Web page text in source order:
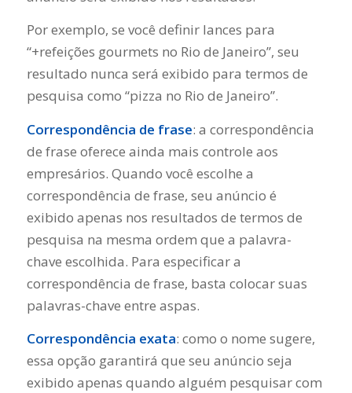
Por exemplo, se você definir lances para
“+refeições gourmets no Rio de Janeiro”, seu
resultado nunca será exibido para termos de
pesquisa como “pizza no Rio de Janeiro”.
Correspondência de frase: a correspondência
de frase oferece ainda mais controle aos
empresários. Quando você escolhe a
correspondência de frase, seu anúncio é
exibido apenas nos resultados de termos de
pesquisa na mesma ordem que a palavra-
chave escolhida. Para especificar a
correspondência de frase, basta colocar suas
palavras-chave entre aspas.
Correspondência exata: como o nome sugere,
essa opção garantirá que seu anúncio seja
exibido apenas quando alguém pesquisar com